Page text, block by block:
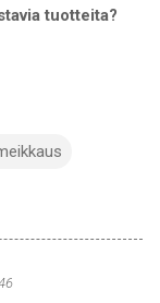
tuotteita?